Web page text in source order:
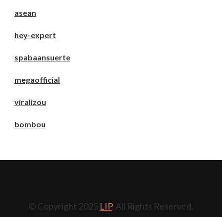
asean
hey-expert
spabaansuerte
megaofficial
viralizou
bombou
© Copyright 2025 LIP. All Rights Reserved.